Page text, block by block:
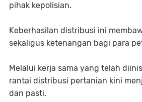
pihak kepolisian.
Keberhasilan distribusi ini
sekaligus ketenangan bagi para
Melalui kerja sama yang telah
rantai distribusi pertanian kini
dan pasti.